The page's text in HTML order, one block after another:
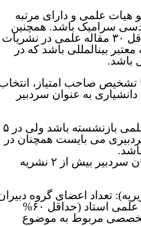
علمی و دارای مرتبه
سرامیک باشد. همچنین
سردبیر می­بایست دارای حداقل ۳۰ مقاله علمی در نشریات
بین­المللی باشد که در
باشد.
با تشخیص صاحب امتیاز، انتخاب
به­ عنوان سردبیر
می­ بایست همچنان در
۷-۳- هر فرد نمی­تواند هم زمان سردبیر بیش از ۲ نشریه
تعداد اعضای گروه دبیران
نفر با مرتبه علمی استاد (حداقل ۶۰%
مربوط به موضوع